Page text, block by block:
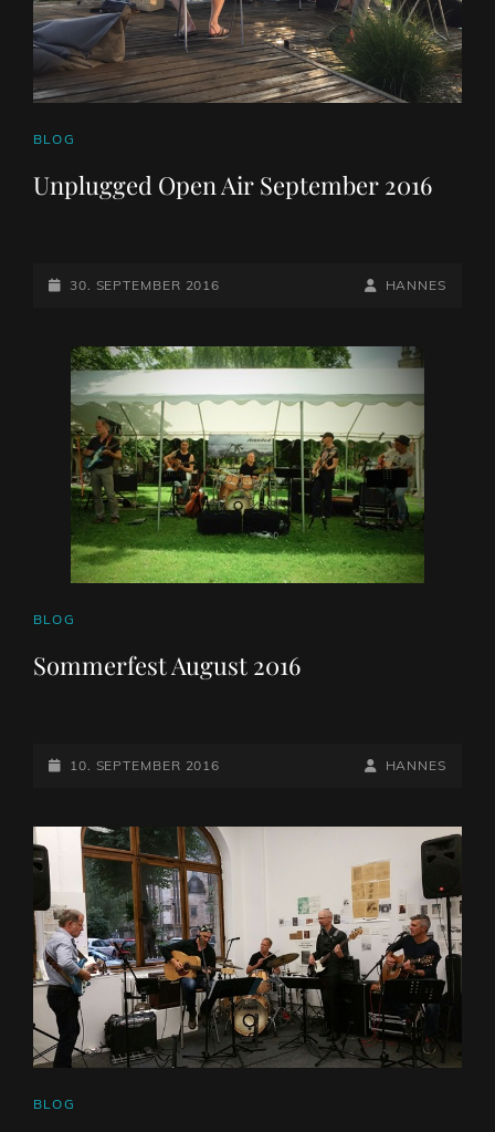
CAT
BLOG
Unplugged Open Air September 2016
POSTED-
30. SEPTEMBER 2016
BY
BYLINE
HANNES
CAT
BLOG
Sommerfest August 2016
POSTED-
10. SEPTEMBER 2016
BY
BYLINE
HANNES
CAT
BLOG